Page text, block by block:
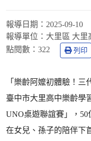
報導日期： 2025-09-10
報導單位： 大里區 大里
點閱數： 322 列印
「樂齡阿嬤初體驗！三
臺中市大里高中樂齡學
UNO桌遊聯誼賽」，
在女兒、孫子的陪伴下